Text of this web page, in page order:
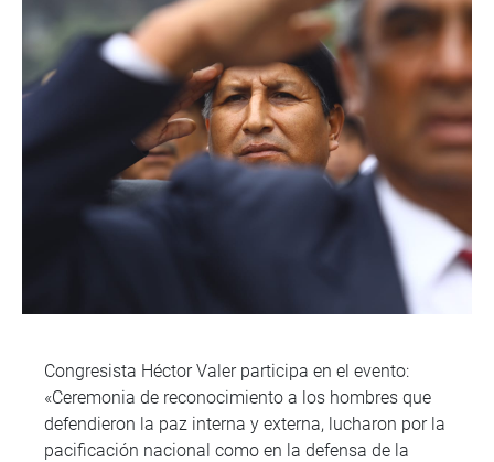
Congresista Héctor Valer participa en el evento:
«Ceremonia de reconocimiento a los hombres que
defendieron la paz interna y externa, lucharon por la
pacificación nacional como en la defensa de la